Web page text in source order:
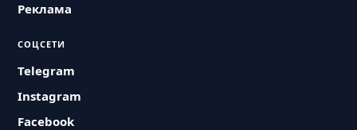
Реклама
СОЦСЕТИ
Telegram
Instagram
Facebook